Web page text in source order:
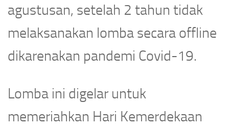
agustusan, setelah 2 tahun tidak
melaksanakan lomba secara offline
dikarenakan pandemi Covid-19.
Lomba ini digelar untuk
memeriahkan Hari Kemerdekaan